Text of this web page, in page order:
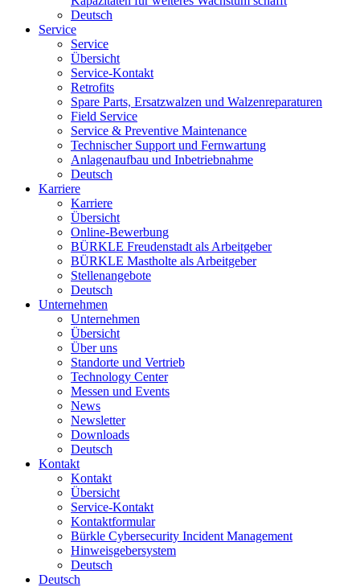
Deutsch
Service
Service
Übersicht
Service-Kontakt
Retrofits
Spare Parts, Ersatzwalzen und Walzenreparaturen
Field Service
Service & Preventive Maintenance
Technischer Support und Fernwartung
Anlagenaufbau und Inbetriebnahme
Deutsch
Karriere
Karriere
Übersicht
Online-Bewerbung
BÜRKLE Freudenstadt als Arbeitgeber
BÜRKLE Mastholte als Arbeitgeber
Stellenangebote
Deutsch
Unternehmen
Unternehmen
Übersicht
Über uns
Standorte und Vertrieb
Technology Center
Messen und Events
News
Newsletter
Downloads
Deutsch
Kontakt
Kontakt
Übersicht
Service-Kontakt
Kontaktformular
Bürkle Cybersecurity Incident Management
Hinweisgebersystem
Deutsch
Deutsch